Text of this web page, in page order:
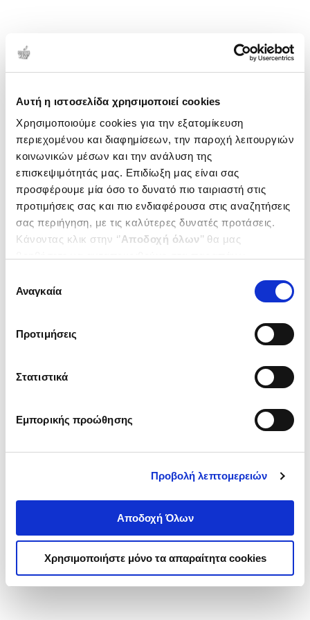
Αυτή η ιστοσελίδα χρησιμοποιεί cookies
Χρησιμοποιούμε cookies για την εξατομίκευση
περιεχομένου και διαφημίσεων, την παροχή λειτουργιών
κοινωνικών μέσων και την ανάλυση της
επισκεψιμότητάς μας. Επιδίωξη μας είναι σας
προσφέρουμε μία όσο το δυνατό πιο ταιριαστή στις
προτιμήσεις σας και πιο ενδιαφέρουσα στις αναζητήσεις
σας περιήγηση, με τις καλύτερες δυνατές προτάσεις.
Κάνοντας κλικ στην ‘’Αποδοχή όλων’’ θα μας
ενδιαφέρουν και να επιλέξετε από τα παρακάτω με την
΄΄και να ενημερωθείτε σχετικά με
συγκατάθεσης
Αναγκαία
Προτιμήσεις
Στατιστικά
Εμπορικής προώθησης
Προβολή λεπτομερειών
Αποδοχή Όλων
Χρησιμοποιήστε μόνο τα απαραίτητα cookies